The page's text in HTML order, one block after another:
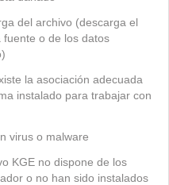
del archivo (descarga el
o de los datos
la asociación adecuada
instalado para trabajar con
virus o malware
KGE no dispone de los
o no han sido instalados